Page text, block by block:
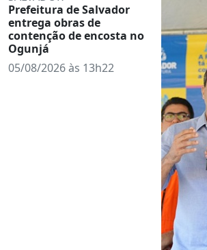
Prefeitura de Salvador
entrega obras de
contenção de encosta no
Ogunjá
05/08/2026 às 13h22